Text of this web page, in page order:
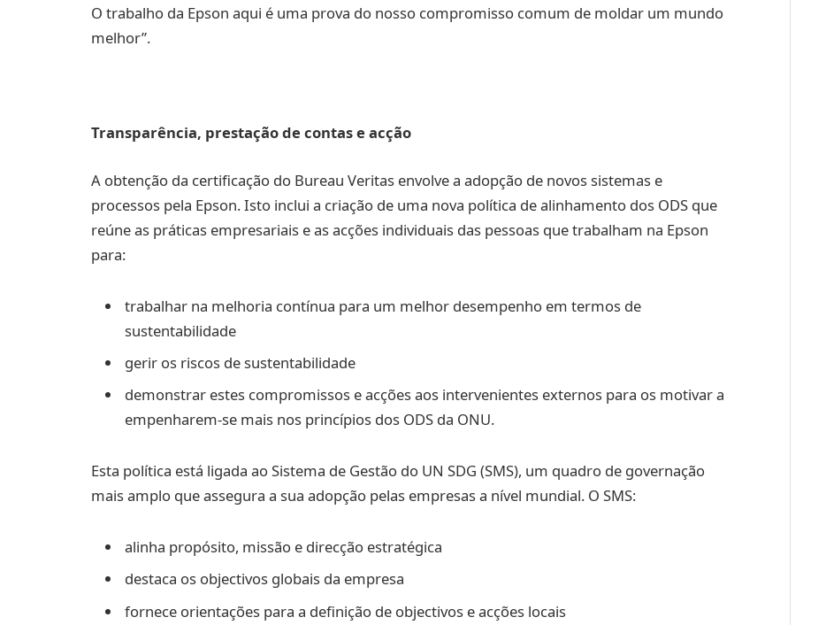
O trabalho da Epson aqui é uma prova do nosso compromisso comum de moldar um mundo
melhor”.
Transparência, prestação de contas e acção
A obtenção da certificação do Bureau Veritas envolve a adopção de novos sistemas e
processos pela Epson. Isto inclui a criação de uma nova política de alinhamento dos ODS que
reúne as práticas empresariais e as acções individuais das pessoas que trabalham na Epson
para:
trabalhar na melhoria contínua para um melhor desempenho em termos de
sustentabilidade
gerir os riscos de sustentabilidade
demonstrar estes compromissos e acções aos intervenientes externos para os motivar a
empenharem-se mais nos princípios dos ODS da ONU.
Esta política está ligada ao Sistema de Gestão do UN SDG (SMS), um quadro de governação
mais amplo que assegura a sua adopção pelas empresas a nível mundial. O SMS:
alinha propósito, missão e direcção estratégica
destaca os objectivos globais da empresa
fornece orientações para a definição de objectivos e acções locais